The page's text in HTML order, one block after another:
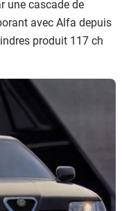
une cascade de
avec Alfa depuis
produit 117 ch